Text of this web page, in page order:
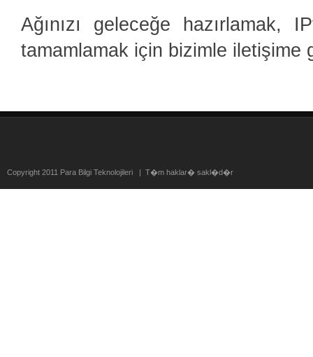
Ağınızı geleceğe hazırlamak,
tamamlamak için bizimle iletişime
Copyright 2011 Para Bilgi Teknolojileri | T�m haklar� sakl�d�r